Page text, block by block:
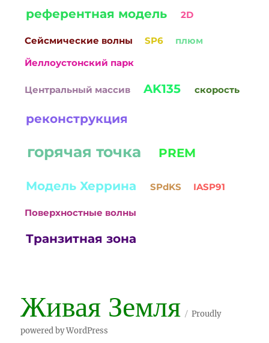
референтная модель 2D
Сейсмические волны SP6
плюм
Йеллоустонский парк
Центральный массив AK135 скорость
реконструкция
горячая точка PREM
Модель Херрина SPdKS IASP91
Поверхностные волны
Транзитная зона
Живая Земля
Proudly
powered by WordPress